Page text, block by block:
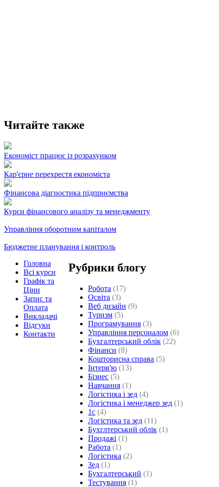
Читайте также
Економіст працює із розрахунком
Кар'єрне перехрестя економіста
Фінансова діагностика підприємства
Курси фінансового аналізу та менеджменту
Управління оборотним капіталом
Бюджетне планування і контроль
Рубрики блогу
Робота (17)
Освіта (3)
Веб дизайн (9)
Туризм (5)
Програмування (3)
Управління персоналом (6)
Бухгалтерський облік (22)
Фінанси (8)
Кошторисна справа (5)
Інтерв'ю (13)
Бізнес (5)
Навчання (1)
Логістика і зед (4)
Логістика і менеджер зед (1)
1с (4)
Логістика та зед (11)
Бухглтерський облік (1)
Продажі (1)
Работа (1)
Логістика (2)
Зед (1)
Бухгалтерський (1)
Тестування (1)
Головна
Всі курси
Графік та
Ціни
Запис та
Оплата
Викладачі
Відгуки
Контакти